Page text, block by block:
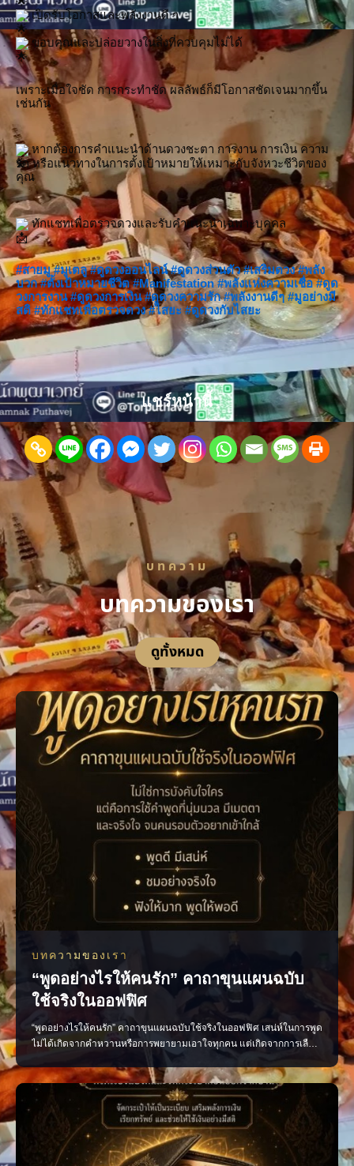
เปิดรับโอกาสและพลังงานดี ๆ
ขอบคุณและปล่อยวางในสิ่งที่ควบคุมไม่ได้
เพราะเมื่อใจชัด การกระทำชัด ผลลัพธ์ก็มีโอกาสชัดเจนมากขึ้น
เช่นกัน
หากต้องการคำแนะนำด้านดวงชะตา การงาน การเงิน ความ
รัก หรือแนวทางในการตั้งเป้าหมายให้เหมาะกับจังหวะชีวิตของ
คุณ
ทักแชทเพื่อตรวจดวงและรับคำแนะนำเฉพาะบุคคล
#สายมู #มูเตลู #ดูดวงออนไลน์ #ดูดวงส่วนตัว #เสริมดวง #พลัง
บวก #ตั้งเป้าหมายชีวิต #Manifestation #พลังแห่งความเชื่อ #ดูด
วงการงาน #ดูดวงการเงิน #ดูดวงความรัก #พลังงานดีๆ #มูอย่างมี
สติ #ทักแชทเพื่อตรวจดวง #ไสยะ #ดูดวงกับไสยะ
แชร์หน้านี้
บทความ
บทความของเรา
ดูทั้งหมด
บทความของเรา
“พูดอย่างไรให้คนรัก” คาถาขุนแผนฉบับ
ใช้จริงในออฟฟิศ
“พูดอย่างไรให้คนรัก” คาถาขุนแผนฉบับใช้จริงในออฟฟิศ เสน่ห์ในการพูด
ไม่ได้เกิดจากคำหวานหรือการพยายามเอาใจทุกคน แต่เกิดจากการเลือก
ใช้คำพูดอย่างเหมาะสม น้ำเสียงนุ่มนวล และมีความจริงใจ หลักง่าย ๆ ที่
นำไปใช้ได้จริง พูดดีโดยไม่เสแสร้ง ชื่นชมอย่างจริงใจ รับฟังให้มาก และ
พูดให้พอดี เพียงเปลี่ยนวิธีสื่อสาร บรร